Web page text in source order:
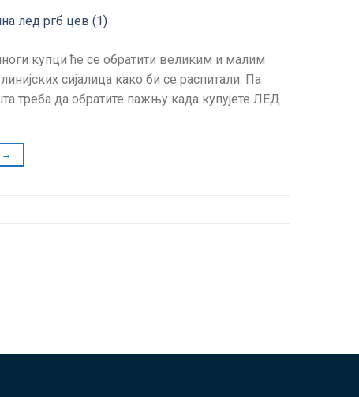
купци ће се обратити великим и малим
сијалица како би се распитали. Па
треба да обратите пажњу када купујете ЛЕД
→